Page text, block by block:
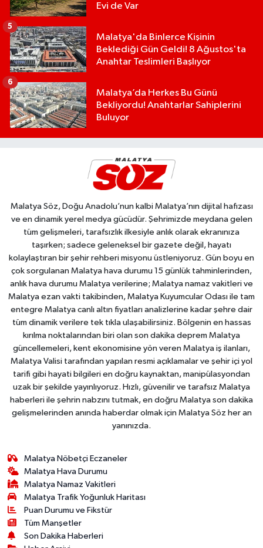
Evi de Var
Malatya'da Binlerce Kişinin
Beklediği Gün Geldi! 8 Ağustos'ta
Anahtar Teslimleri Başlıyor
5
Malatya’da Herkes Bu Günü
Bekliyordu! Anahtarlar Sahiplerini
Buluyor
6
Malatya Söz, Doğu Anadolu’nun kalbi Malatya’nın dijital hafızası
ve en dinamik yerel medya gücüdür. Şehrimizde meydana gelen
tüm gelişmeleri, tarafsızlık ilkesiyle anlık olarak ekranınıza
taşırken; sadece geleneksel bir gazete değil, hayatı
kolaylaştıran bir şehir rehberi misyonu üstleniyoruz. Gün boyu en
çok sorgulanan Malatya hava durumu 15 günlük tahminlerinden,
anlık hava durumu Malatya verilerine; Malatya namaz vakitleri ve
Malatya ezan vakti takibinden, Malatya Kuyumcular Odası ile tam
entegre Malatya canlı altın fiyatları analizlerine kadar şehre dair
tüm dinamik verilere tek tıkla ulaşabilirsiniz. Bölgenin en hassas
kırılma noktalarından biri olan son dakika deprem Malatya
güncellemeleri, kent ekonomisine yön veren Malatya iş ilanları,
Malatya Valisi tarafından yapılan resmi açıklamalar ve şehir içi yol
tarifi gibi hayati bilgileri en doğru kaynaktan, manipülasyondan
uzak bir şekilde yayınlıyoruz. Hızlı, güvenilir ve tarafsız Malatya
haberleri ile şehrin nabzını tutmak, en doğru Malatya son dakika
gelişmelerinden anında haberdar olmak için Malatya Söz her an
yanınızda.
Malatya Nöbetçi Eczaneler
Malatya Hava Durumu
Malatya Namaz Vakitleri
Malatya Trafik Yoğunluk Haritası
Puan Durumu ve Fikstür
Tüm Manşetler
Son Dakika Haberleri